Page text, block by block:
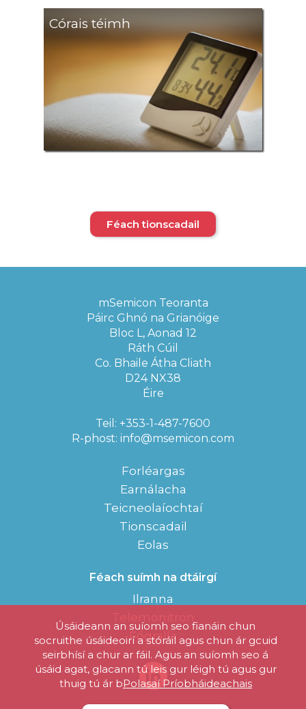
Úsáideann an suíomh seo fianáin chun
socruithe úsáideoirí a stóráil agus chun ár gcuid
seirbhísí a chur ar fáil. Agus an suíomh seo á
úsáid agat, glacann tú leis gur léigh tú agus gur
thuig tú ár bPolasaí Príobháideachais
Córais téimh
Féach tionscadail
mSemicon Teoranta
Páirc Ghnó na Grianóige
Bloc L, Aonad 12
Ráth Cúil
Co. Bhaile Átha Cliath
D24 NX38
Éire
Teil: +353-1-487-7600
R-phost: info@msemicon.com
Forléargas
Earnálacha
Teicneolaíochtaí
Tionscadail
Eolas
Féach suímh na dtáirgí
Ilranna
Telemonitron
Fógralla